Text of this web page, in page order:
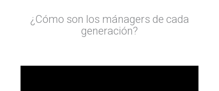
¿Cómo son los mánagers de cada
generación?